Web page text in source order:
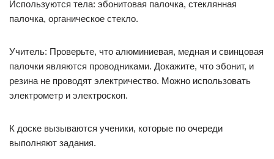
Используются тела: эбонитовая палочка, стеклянная
палочка, органическое стекло.
Учитель: Проверьте, что алюминиевая, медная и свинцовая
палочки являются проводниками. Докажите, что эбонит, и
резина не проводят электричество. Можно использовать
электрометр и электроскоп.
К доске вызываются ученики, которые по очереди
выполняют задания.